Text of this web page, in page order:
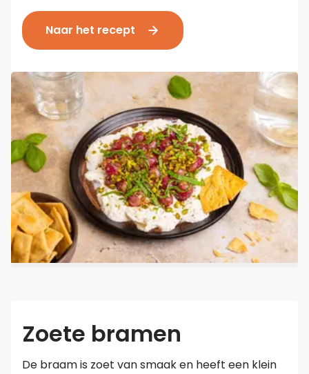
Naar het recept
Zoete bramen
De braam is zoet van smaak en heeft een klein